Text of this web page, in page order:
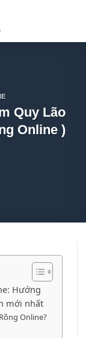
Quy Lão
Online )
Hướng
mới nhất
Online?